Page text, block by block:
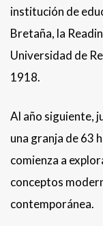
institución de
Bretaña, la
Universidad de
1918.
Al año siguiente,
una granja de 63
comienza a
conceptos
contemporánea.